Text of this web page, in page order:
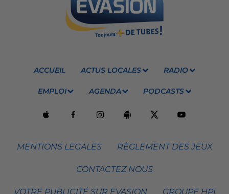
ACCUEIL ACTUS LOCALES RADIO
EMPLOI AGENDA PODCASTS
MENTIONS LEGALES RÈGLEMENT DES JEUX
CONTACTEZ NOUS
VOTRE PUBLICITÉ SUR EVASION GROUPE HPI